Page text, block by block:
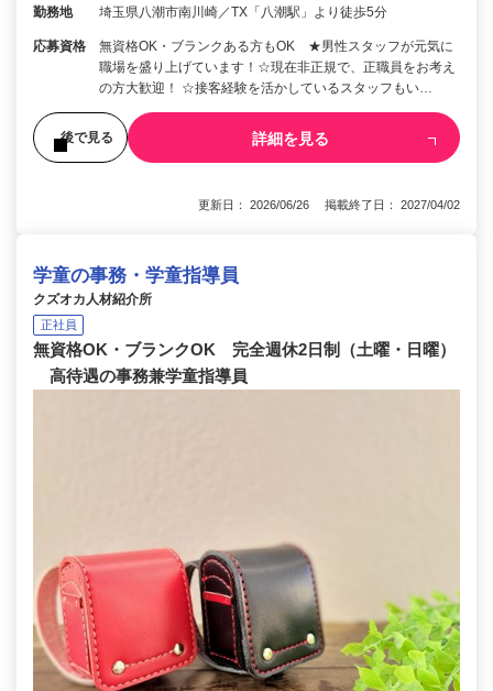
勤務地 埼玉県八潮市南川崎／TX「八潮駅」より徒歩5分
応募資格
無資格OK・ブランクある方もOK ★男性スタッフが元気に
職場を盛り上げています！☆現在非正規で、正職員をお考え
の方大歓迎！ ☆接客経験を活かしているスタッフもい…
後で見る 詳細を見る
更新日： 2026/06/26 掲載終了日： 2027/04/02
学童の事務・学童指導員
クズオカ人材紹介所
正社員
無資格OK・ブランクOK 完全週休2日制（土曜・日曜）
高待遇の事務兼学童指導員